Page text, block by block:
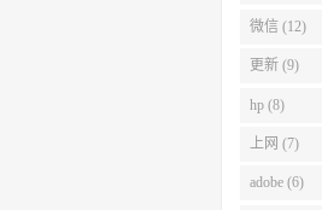
微信 (12)
更新 (9)
hp (8)
上网 (7)
adobe (6)